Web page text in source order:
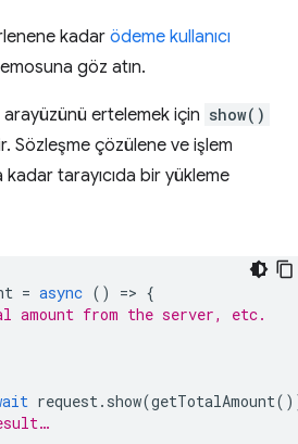
kadar ödeme kullanıcı
göz atın.
arayüzünü ertelemek için show()
Sözleşme çözülene ve işlem
tarayıcıda bir yükleme
= async () => {
amount from the server, etc.
request. show(getTotalAmount